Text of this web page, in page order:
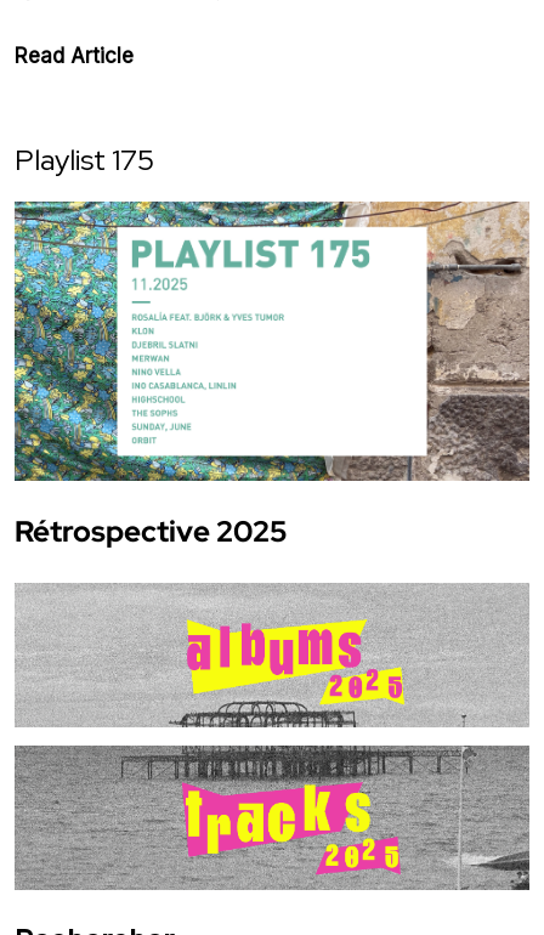
Read Article
Playlist 175
Rétrospective 2025